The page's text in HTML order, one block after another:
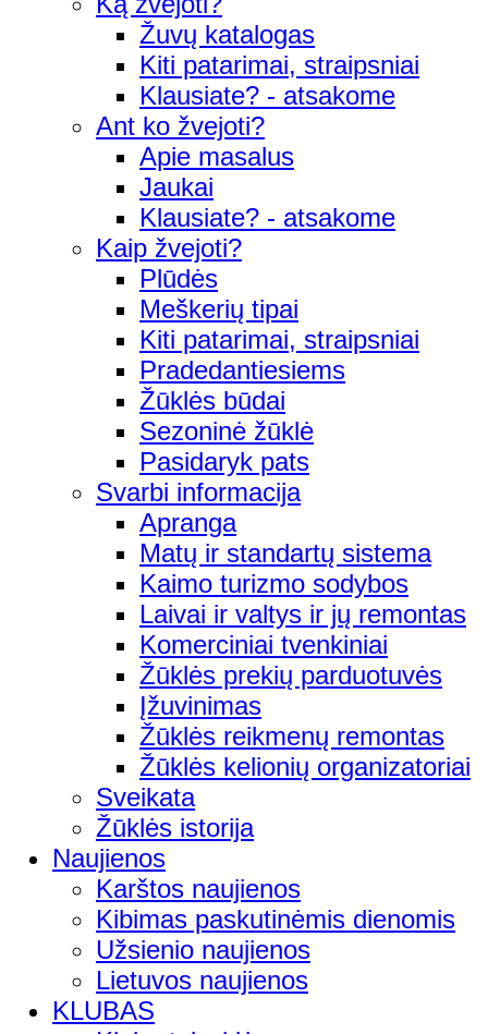
Žuvų katalogas
Kiti patarimai, straipsniai
Klausiate? - atsakome
Ant ko žvejoti?
Apie masalus
Jaukai
Klausiate? - atsakome
Kaip žvejoti?
Plūdės
Meškerių tipai
Kiti patarimai, straipsniai
Pradedantiesiems
Žūklės būdai
Sezoninė žūklė
Pasidaryk pats
Svarbi informacija
Apranga
Matų ir standartų sistema
Kaimo turizmo sodybos
Laivai ir valtys ir jų remontas
Komerciniai tvenkiniai
Žūklės prekių parduotuvės
Įžuvinimas
Žūklės reikmenų remontas
Žūklės kelionių organizatoriai
Sveikata
Žūklės istorija
Naujienos
Karštos naujienos
Kibimas paskutinėmis dienomis
Užsienio naujienos
Lietuvos naujienos
KLUBAS